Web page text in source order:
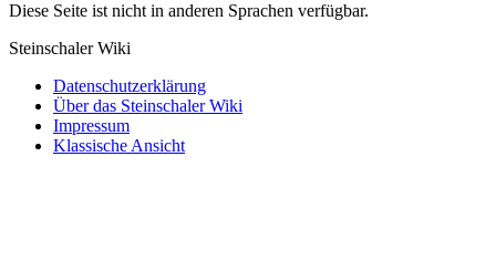
Diese Seite ist nicht in anderen Sprachen verfügbar.
Steinschaler Wiki
Datenschutzerklärung
Über das Steinschaler Wiki
Impressum
Klassische Ansicht